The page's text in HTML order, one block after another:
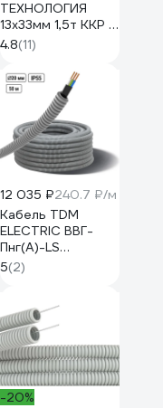
ТЕХНОЛОГИЯ
13x33мм 1,5т ККР 1-
1,5 черный 00-
00005509
4.8(11)
12 035 ₽240.7 ₽/м
Кабель TDM
ELECTRIC ВВГ-
Пнг(А)-LS
3х2,5ок(N,PE)-0,66
ГОСТ в
трубе ПВХ d20
серая (50 м)
SQ0140-2002
5(2)
-20%